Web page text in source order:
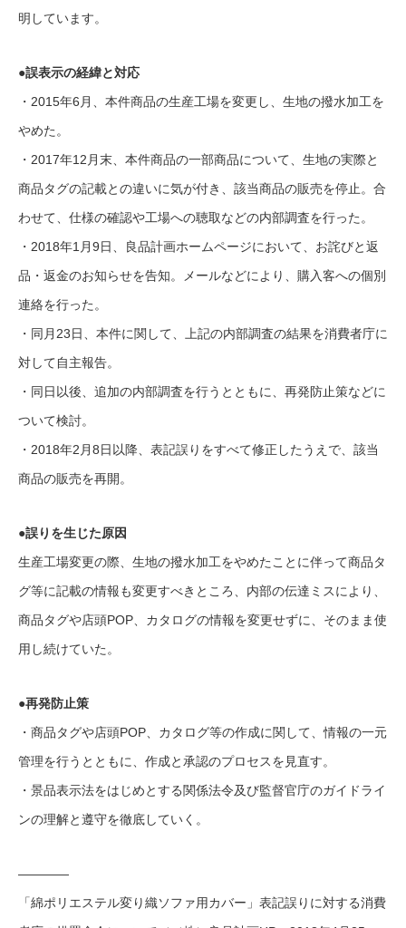
明しています。
●誤表示の経緯と対応
・2015年6月、本件商品の生産工場を変更し、生地の撥水加工を
やめた。
・2017年12月末、本件商品の一部商品について、生地の実際と
商品タグの記載との違いに気が付き、該当商品の販売を停止。合
わせて、仕様の確認や工場への聴取などの内部調査を行った。
・2018年1月9日、良品計画ホームページにおいて、お詫びと返
品・返金のお知らせを告知。メールなどにより、購入客への個別
連絡を行った。
・同月23日、本件に関して、上記の内部調査の結果を消費者庁に
対して自主報告。
・同日以後、追加の内部調査を行うとともに、再発防止策などに
ついて検討。
・2018年2月8日以降、表記誤りをすべて修正したうえで、該当
商品の販売を再開。
●誤りを生じた原因
生産工場変更の際、生地の撥水加工をやめたことに伴って商品タ
グ等に記載の情報も変更すべきところ、内部の伝達ミスにより、
商品タグや店頭POP、カタログの情報を変更せずに、そのまま使
用し続けていた。
●再発防止策
・商品タグや店頭POP、カタログ等の作成に関して、情報の一元
管理を行うとともに、作成と承認のプロセスを見直す。
・景品表示法をはじめとする関係法令及び監督官庁のガイドライ
ンの理解と遵守を徹底していく。
————
「綿ポリエステル変り織ソファ用カバー」表記誤りに対する消費